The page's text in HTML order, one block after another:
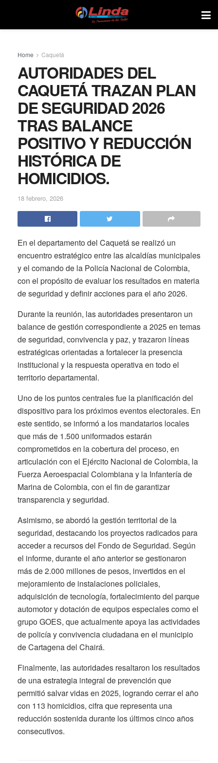
Home Caquetá
AUTORIDADES DEL
CAQUETÁ TRAZAN PLAN
DE SEGURIDAD 2026
TRAS BALANCE
POSITIVO Y REDUCCIÓN
HISTÓRICA DE
HOMICIDIOS.
18 febrero, 2026
En el departamento del Caquetá se realizó un
encuentro estratégico entre las alcaldías municipales
y el comando de la Policía Nacional de Colombia,
con el propósito de evaluar los resultados en materia
de seguridad y definir acciones para el año 2026.
Durante la reunión, las autoridades presentaron un
balance de gestión correspondiente a 2025 en temas
de seguridad, convivencia y paz, y trazaron líneas
estratégicas orientadas a fortalecer la presencia
institucional y la respuesta operativa en todo el
territorio departamental.
Uno de los puntos centrales fue la planificación del
dispositivo para los próximos eventos electorales. En
este sentido, se informó a los mandatarios locales
que más de 1.500 uniformados estarán
comprometidos en la cobertura del proceso, en
articulación con el Ejército Nacional de Colombia, la
Fuerza Aeroespacial Colombiana y la Infantería de
Marina de Colombia, con el fin de garantizar
transparencia y seguridad.
Asimismo, se abordó la gestión territorial de la
seguridad, destacando los proyectos radicados para
acceder a recursos del Fondo de Seguridad. Según
el informe, durante el año anterior se gestionaron
más de 2.000 millones de pesos, invertidos en el
mejoramiento de instalaciones policiales,
adquisición de tecnología, fortalecimiento del parque
automotor y dotación de equipos especiales como el
grupo GOES, que actualmente apoya las actividades
de policía y convivencia ciudadana en el municipio
de Cartagena del Chairá.
Finalmente, las autoridades resaltaron los resultados
de una estrategia integral de prevención que
permitió salvar vidas en 2025, logrando cerrar el año
con 113 homicidios, cifra que representa una
reducción sostenida durante los últimos cinco años
consecutivos.